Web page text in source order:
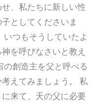
、私たちに新しい性
としてくださいま
つもそうしていたよ
を呼びなさいと教え
創造主を父と呼べる
えてみましょう。 私
来て、天の父に必要